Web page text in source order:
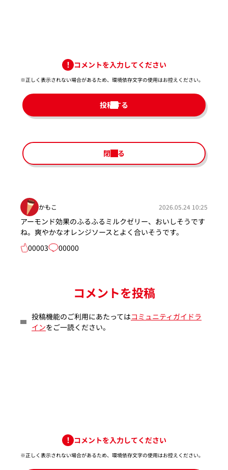
コメントを入力してください
※正しく表示されない場合があるため、環境依存文字の使用はお控えください。​
投稿する
閉じる
かもこ 2026.05.24 10:25
アーモンド効果のふるふるミルクゼリー、おいしそうです
ね。爽やかなオレンジソースとよく合いそうです。
00003
00000
コメントを投稿
投稿機能のご利用にあたってはコミュニティガイドラ
インをご一読ください。
コメントを入力してください
※正しく表示されない場合があるため、環境依存文字の使用はお控えください。​